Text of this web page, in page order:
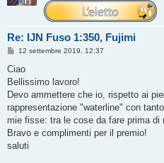
Re: IJN Fuso 1:350, Fujimi
M
s
a
g
i
o
12 settembre 2019, 12:37
Ciao
Bellissimo lavoro!
Devo ammettere che io, rispetto ai
rappresentazione "waterline" con
mie fisse: tra le cose da fare prima di
Bravo e complimenti per il premio!
saluti